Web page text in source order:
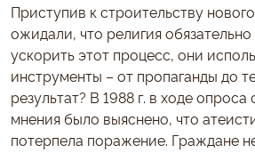
Приступив к строительству
ожидали, что религия
ускорить этот процесс, они
инструменты – от пропаганды до
результат? В 1988 г. в ходе
мнения было выяснено, что
потерпела поражение. Граждане